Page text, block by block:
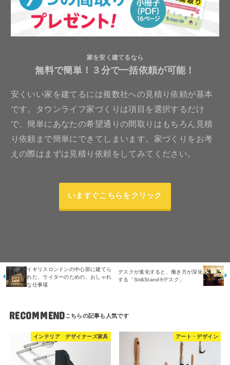
家を安く建てるなら
無料で簡単！３分で一括依頼が可能！
安くいい家を建てるには複数社への見積り依頼が基本
です。タウンライフ家づくりは項目を選択するだけ
で、簡単にあなたの希望通りの間取りはもちろん見積
り依頼まで簡単にできてしまいます。家づくりをお考
えの際はまずは見積り依頼をしてみてください。
いますぐこちらをクリック
イギリスロンドンの中心部に建てら
れた、ライターのための、おしゃれ
な仕事場
デスクが進化すると、働き方が深化
する「Sit&Stand®デスク」
RECOMMEND
インテリア デザイナーズ家具 アート・デザイン